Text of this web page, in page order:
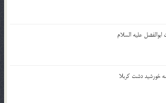
علیه السلام
خورشید دشت کربلا